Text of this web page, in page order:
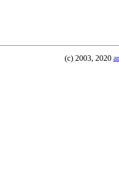
(c) 2003, 2020